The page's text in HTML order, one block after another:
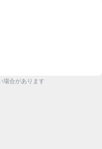
場合があります